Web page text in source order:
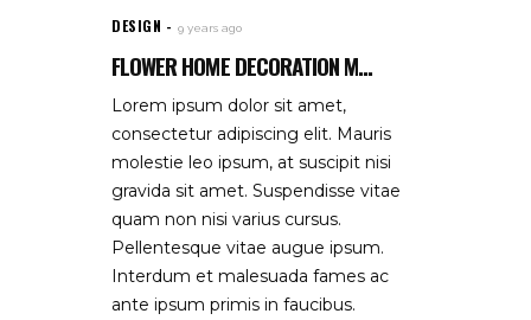
DESIGN 9 years ago
FLOWER HOME DECORATION M...
Lorem ipsum dolor sit amet,
consectetur adipiscing elit. Mauris
molestie leo ipsum, at suscipit nisi
gravida sit amet. Suspendisse vitae
quam non nisi varius cursus.
Pellentesque vitae augue ipsum.
Interdum et malesuada fames ac
ante ipsum primis in faucibus.